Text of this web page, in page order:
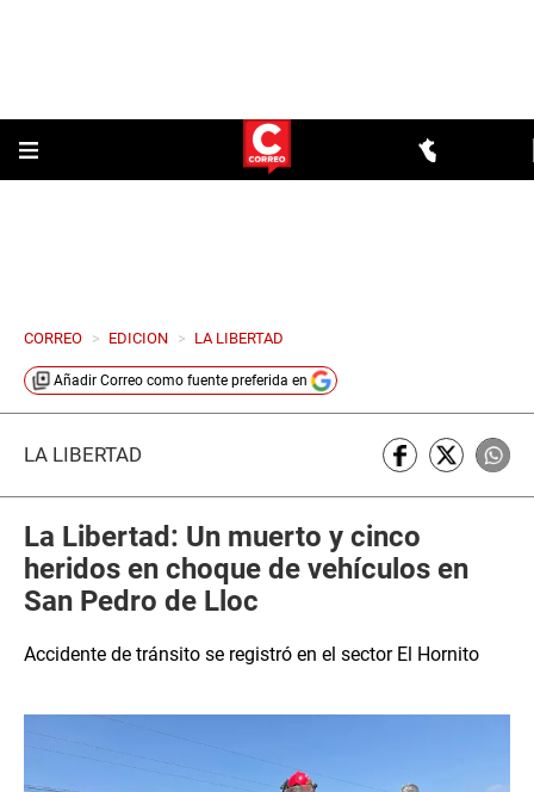
CORREO > EDICION > LA LIBERTAD
Añadir Correo como fuente preferida en
LA LIBERTAD
La Libertad: Un muerto y cinco
heridos en choque de vehículos en
San Pedro de Lloc
Accidente de tránsito se registró en el sector El Hornito